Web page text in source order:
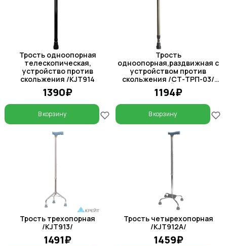
Трость одноопорная
телескопическая,
устройство против
скольжения /KJT914
1390₽
В корзину
Трость
одноопорная,раздвижная с
устройством против
скольжения /СТ-ТРП-03/
КРЕЙТ
1194₽
В корзину
Трость трехопорная
/KJT913/
1491₽
Трость четырехопорная
/KJT912А/
1459₽